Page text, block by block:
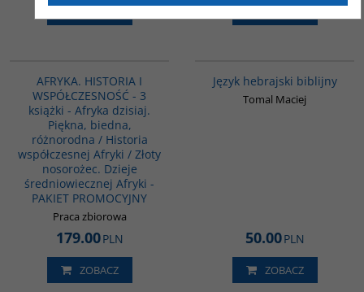
AFRYKA. HISTORIA I
WSPÓŁCZESNOŚĆ - 3
książki - Afryka dzisiaj.
Piękna, biedna,
różnorodna / Historia
współczesnej Afryki / Złoty
nosorożec. Dzieje
średniowiecznej Afryki -
PAKIET PROMOCYJNY
Praca zbiorowa
179.00PLN
ZOBACZ
Język hebrajski biblijny
Tomal Maciej
50.00PLN
ZOBACZ